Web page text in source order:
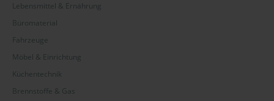
Lebensmittel & Ernährung
Büromaterial
Fahrzeuge
Möbel & Einrichtung
Küchentechnik
Brennstoffe & Gas